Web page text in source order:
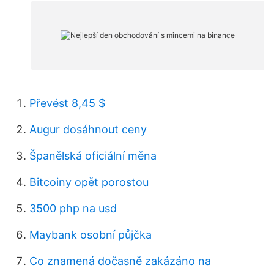
Převést 8,45 $
Augur dosáhnout ceny
Španělská oficiální měna
Bitcoiny opět porostou
3500 php na usd
Maybank osobní půjčka
Co znamená dočasně zakázáno na